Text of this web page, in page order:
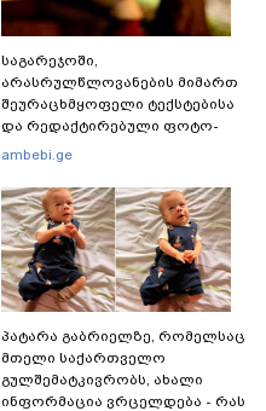
საგარეჯოში,
არასრულწლოვანების მიმართ
შეურაცხმყოფელი ტექსტებისა
და რედაქტირებული ფოტო-
ვიდეომასალის გავრცელების
ავრცელებს
ambebi.ge
პატარა გაბრიელზე, რომელსაც
მთელი საქართველო
გულშემატკივრობს, ახალი
ინფორმაცია ვრცელდება - რას